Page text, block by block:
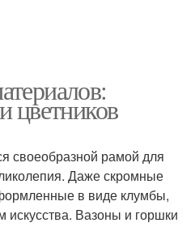
цветников
своеобразной рамой для
Даже скромные
в виде клумбы,
искусства. Вазоны и горшки